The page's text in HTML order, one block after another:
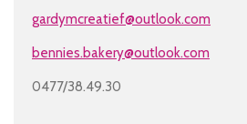
o
k
g
a
gardymcreatief@outlook.com
bennies.bakery@outlook.com
0477/38.49.30